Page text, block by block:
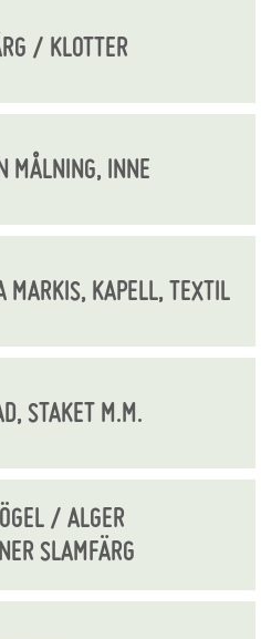
/ KLOTTER
MÅLNING, INNE
KAPELL, TEXTIL
STAKET M.M.
/ ALGER
SLAMFÄRG